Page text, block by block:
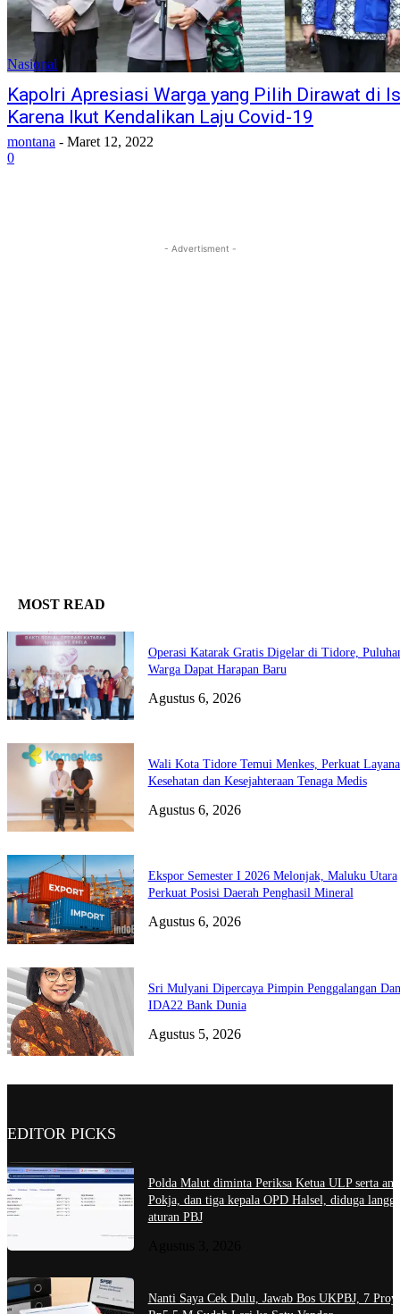
Sebuah kata sandi akan dikirimkan ke email Anda.
Pedoman Media Siber
Memulihkan kata sandi anda
Nasional
Kapolri Apresiasi Warga yang Pilih Dirawat di
Karena Ikut Kendalikan Laju Covid-19
montana - Maret 12, 2022
0
- Advertisment -
MOST READ
Operasi Katarak Gratis Digelar di Tidore,
Warga Dapat Harapan Baru
Agustus 6, 2026
Wali Kota Tidore Temui Menkes, Perkuat
Kesehatan dan Kesejahteraan Tenaga Medis
Agustus 6, 2026
Ekspor Semester I 2026 Melonjak, Maluku Utara
Perkuat Posisi Daerah Penghasil Mineral
Agustus 6, 2026
Sri Mulyani Dipercaya Pimpin Penggalangan
IDA22 Bank Dunia
Agustus 5, 2026
EDITOR PICKS
Polda Malut diminta Periksa Ketua ULP serta
Pokja, dan tiga kepala OPD Halsel, diduga
aturan PBJ
Nanti Saya Cek Dulu, Jawab Bos UKPBJ, 7